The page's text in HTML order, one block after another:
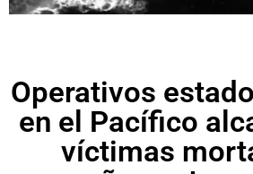
Operativos
en el Pacífico
víctimas